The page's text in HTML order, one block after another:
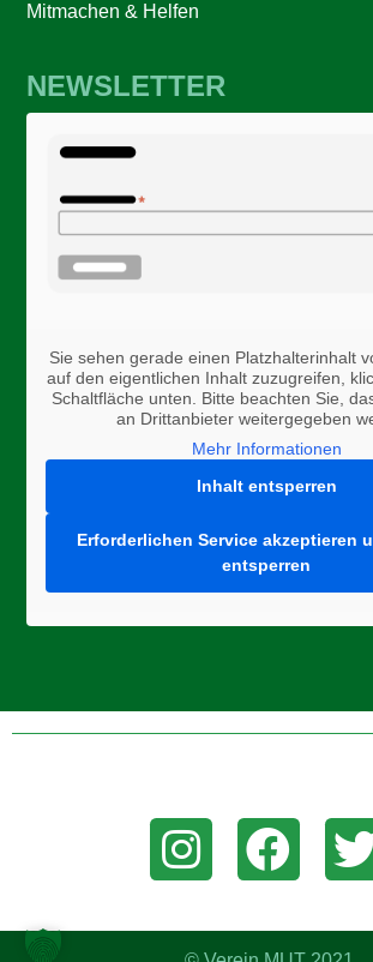
Mitmachen & Helfen
NEWSLETTER
Sie sehen gerade einen Platzhalterinhalt
auf den eigentlichen Inhalt zuzugreifen,
Schaltfläche unten. Bitte beachten Sie,
an Drittanbieter weitergegeben
Mehr Informationen
Inhalt entsperren
Erforderlichen Service akzeptieren
entsperren